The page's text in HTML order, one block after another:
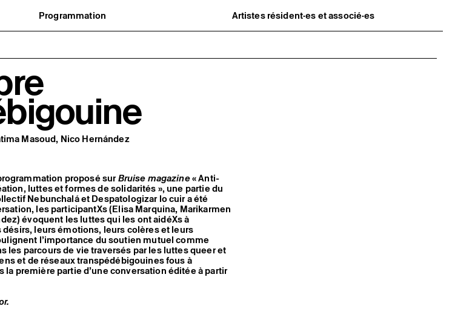
Programmation
Artistes résident·es et associé·es
Agenda : en cours et à venir
Programmation éditoriale
Résident·es
Ancien·nes résident·es et artistes
Masoud, Nico Hernández
proposé surBruise magazine« Anti-
luttes et formes de solidarités », une partie du
Nebunchalá et Despatologizar lo cuir a été
les participantXs (Elisa Marquina, Marikarmen
évoquent les luttes qui les ont aidéXs à
leurs émotions, leurs colères et leurs
l’importance du soutien mutuel comme
les parcours de vie traversés par les luttes queer et
et de réseaux transpédébigouines fous à
la première partie d’une conversation éditée à partir